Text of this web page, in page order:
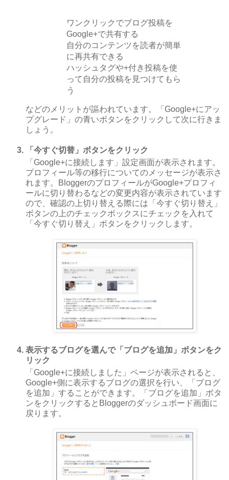
ワンクリックでブログ投稿を
Google+で共有する
自分のコンテンツを読者が簡単
に再共有できる
ハッシュタグや+付き投稿を使
って自分の投稿を見つけてもら
う
などのメリットが謳われています。「Google+にアッ
プグレード」の青いボタンをクリックして次に行きま
しょう。
「今すぐ切替」ボタンをクリック
「Google+に接続します」設定画面が表示されます。
プロフィール等の移行についてのメッセージが表示さ
れます。BloggerのプロフィールがGoogle+プロフィ
ールに切り替わるなどの変更内容が表示されています
ので、確認の上切り替える際には「今すぐ切り替え」
ボタンの上のチェックボックスにチェックを入れて
「今すぐ切り替え」ボタンをクリックします。
表示するブログを選んで「ブログを追加」ボタンをク
リック
「Google+に接続しました」ページが表示されると、
Google+側に表示するブログの選択を行い、「ブログ
を追加」することができます。「ブログを追加」ボタ
ンをクリックするとBloggerのダッシュボード画面に
戻ります。